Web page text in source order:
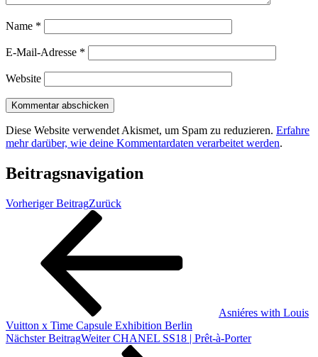
Name *
E-Mail-Adresse *
Website
Diese Website verwendet Akismet, um Spam zu reduzieren. Erfahre
mehr darüber, wie deine Kommentardaten verarbeitet werden.
Beitragsnavigation
Vorheriger BeitragZurück
Asniéres with Louis
Vuitton x Time Capsule Exhibition Berlin
Nächster BeitragWeiter CHANEL SS18 | Prêt-à-Porter